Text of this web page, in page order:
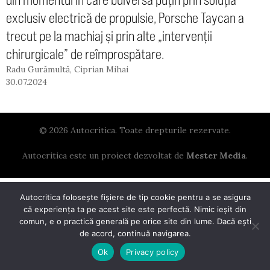
exclusiv electrică de propulsie, Porsche Taycan a
trecut pe la machiaj și prin alte „intervenții
chirurgicale” de reîmprospătare.
Radu Gurămultă, Ciprian Mihai
30.07.2024
© 2026 Autocritica. Toate drepturile rezervate.
Autocritica este un proiect dezvoltat de Mester Media.
Autocritica folosește fișiere de tip cookie pentru a se asigura
că experiența ta pe acest site este perfectă. Nimic ieșit din
comun, e o practică generală pe orice site din lume. Dacă ești
de acord, continuă navigarea.
Ok
Privacy policy